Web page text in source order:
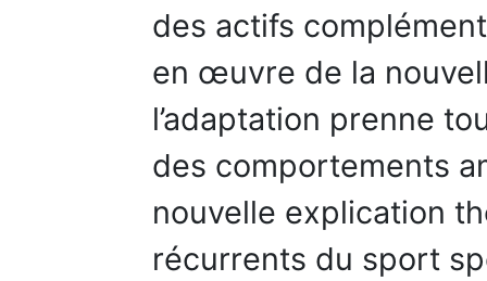
des actifs
en œuvre de la
l’adaptation prenne
des comportements
nouvelle explication
récurrents du sport